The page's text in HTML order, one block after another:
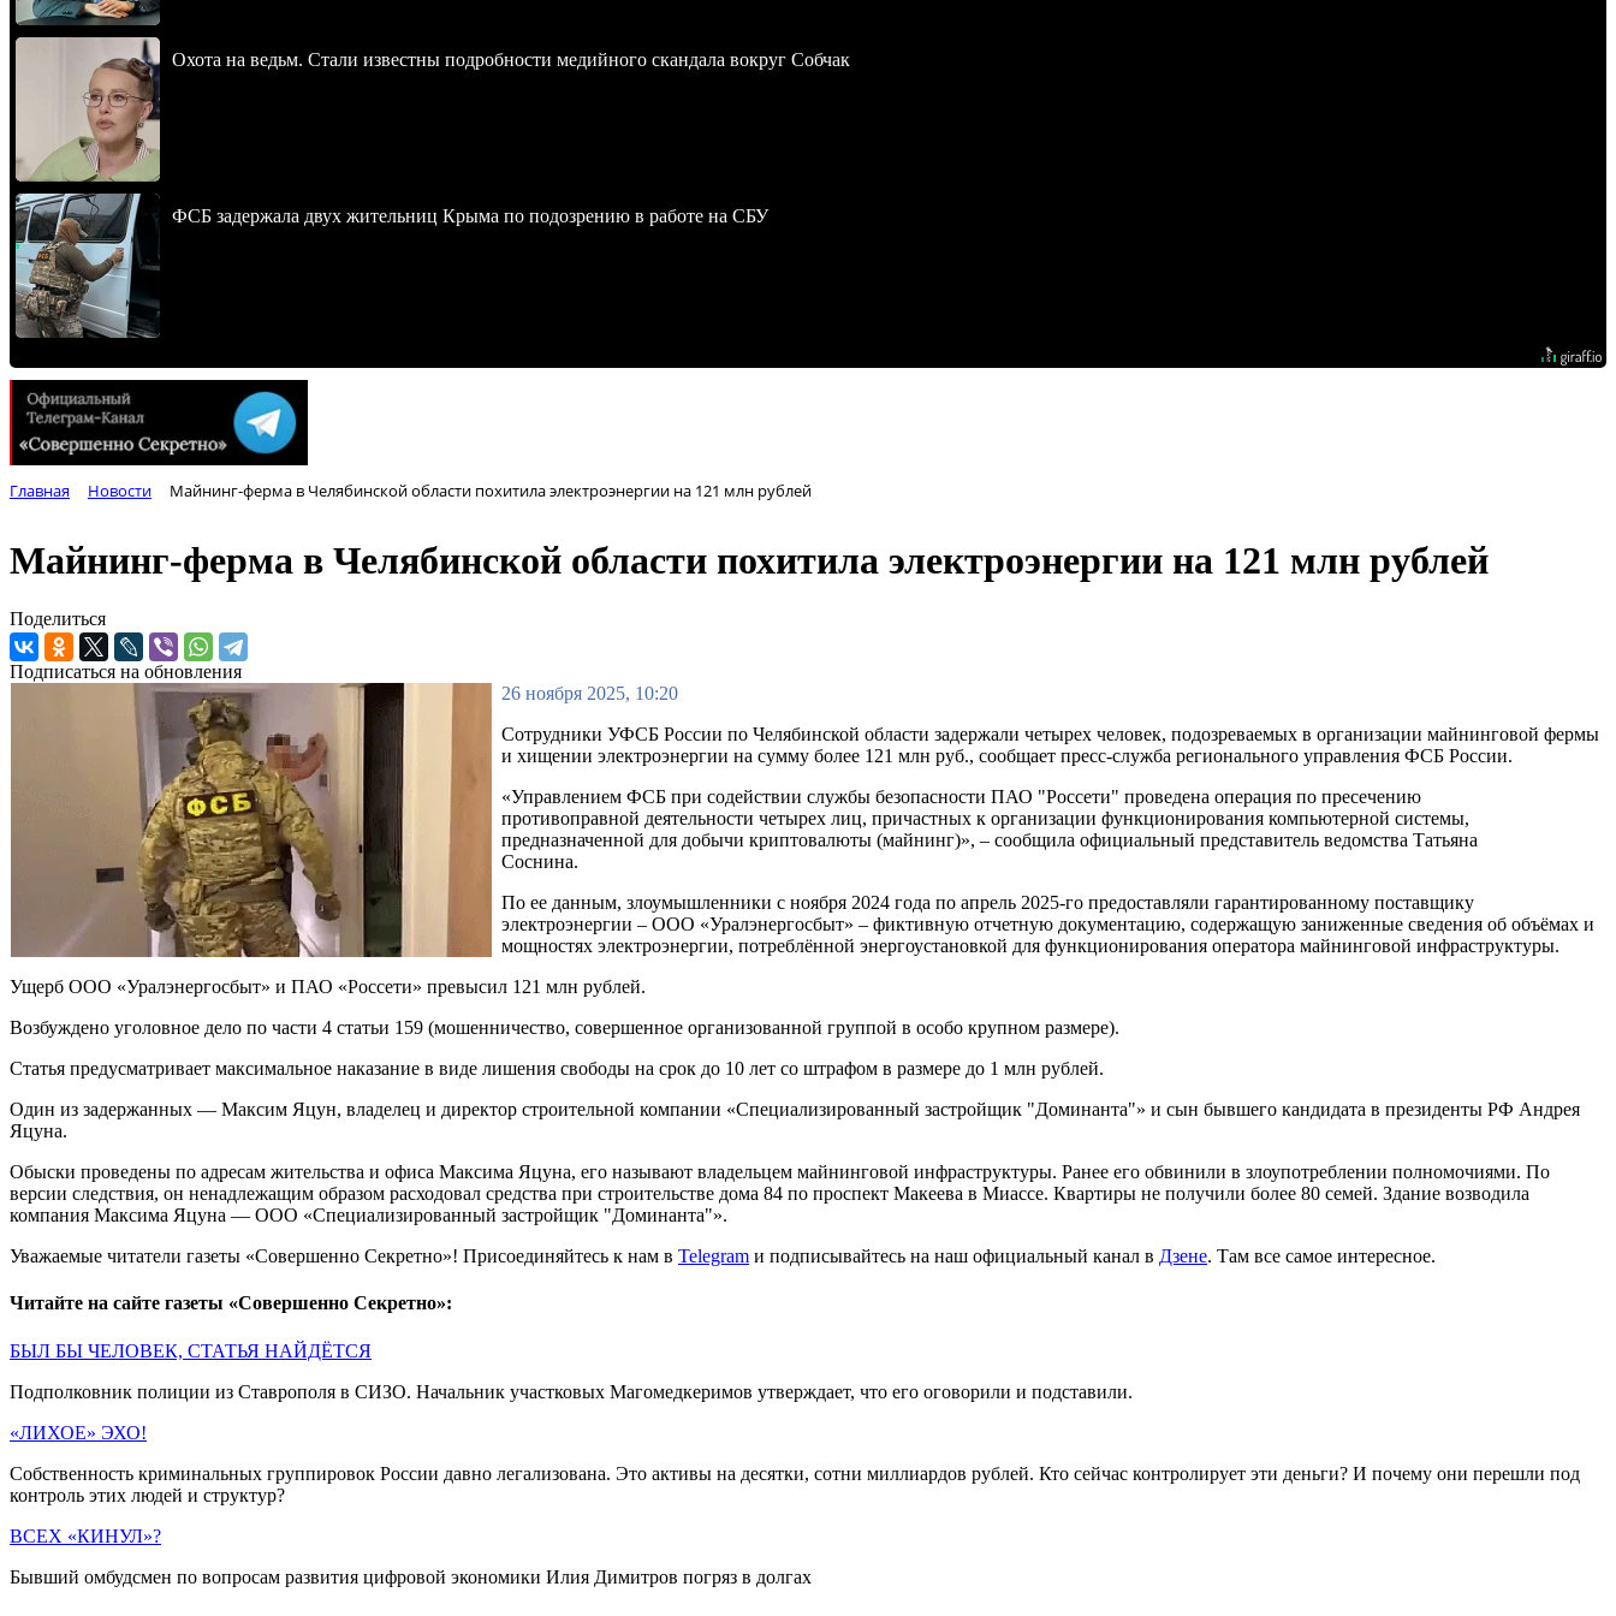
Охота на ведьм. Стали известны подробности медийного скандала вокруг Собчак
ФСБ задержала двух жительниц Крыма по подозрению в работе на СБУ
Главная Новости Майнинг-ферма в Челябинской области похитила электроэнергии на 121 млн рублей
Майнинг-ферма в Челябинской области похитила электроэнергии на 121 млн рублей
Поделиться
Подписаться на обновления
26 ноября 2025, 10:20
Сотрудники УФСБ России по Челябинской области задержали четырех человек, подозреваемых в организации майнинговой фермы
и хищении электроэнергии на сумму более 121 млн руб., сообщает пресс-служба регионального управления ФСБ России.
«Управлением ФСБ при содействии службы безопасности ПАО "Россети" проведена операция по пресечению
противоправной деятельности четырех лиц, причастных к организации функционирования компьютерной системы,
предназначенной для добычи криптовалюты (майнинг)», – сообщила официальный представитель ведомства Татьяна
Соснина.
По ее данным, злоумышленники с ноября 2024 года по апрель 2025-го предоставляли гарантированному поставщику
электроэнергии – ООО «Уралэнергосбыт» – фиктивную отчетную документацию, содержащую заниженные сведения об объёмах и
мощностях электроэнергии, потреблённой энергоустановкой для функционирования оператора майнинговой инфраструктуры.
Ущерб ООО «Уралэнергосбыт» и ПАО «Россети» превысил 121 млн рублей.
Возбуждено уголовное дело по части 4 статьи 159 (мошенничество, совершенное организованной группой в особо крупном размере).
Статья предусматривает максимальное наказание в виде лишения свободы на срок до 10 лет со штрафом в размере до 1 млн рублей.
Один из задержанных — Максим Яцун, владелец и директор строительной компании «Специализированный застройщик "Доминанта"» и сын бывшего кандидата в президенты РФ Андрея
Яцуна.
Обыски проведены по адресам жительства и офиса Максима Яцуна, его называют владельцем майнинговой инфраструктуры. Ранее его обвинили в злоупотреблении полномочиями. По
версии следствия, он ненадлежащим образом расходовал средства при строительстве дома 84 по проспект Макеева в Миассе. Квартиры не получили более 80 семей. Здание возводила
компания Максима Яцуна — ООО «Специализированный застройщик "Доминанта"».
Уважаемые читатели газеты «Совершенно Секретно»! Присоединяйтесь к нам в Telegram и подписывайтесь на наш официальный канал в Дзене. Там все самое интересное.
Читайте на сайте газеты «Совершенно Секретно»:
БЫЛ БЫ ЧЕЛОВЕК, СТАТЬЯ НАЙДЁТСЯ
Подполковник полиции из Ставрополя в СИЗО. Начальник участковых Магомедкеримов утверждает, что его оговорили и подставили.
«ЛИХОЕ» ЭХО!
Собственность криминальных группировок России давно легализована. Это активы на десятки, сотни миллиардов рублей. Кто сейчас контролирует эти деньги? И почему они перешли под
контроль этих людей и структур?
ВСЕХ «КИНУЛ»?
Бывший омбудсмен по вопросам развития цифровой экономики Илия Димитров погряз в долгах